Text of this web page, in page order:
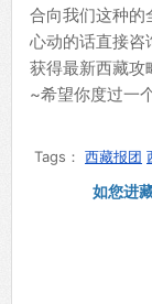
合向我们这种的
心动的话直接
获得最新西藏攻
~希望你度过一
Tags： 西藏报团
如您进